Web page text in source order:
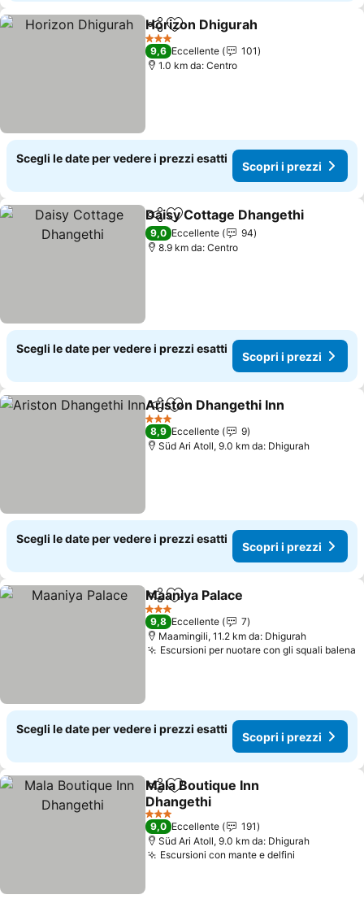
CondividiAggiungi ai preferiti
Horizon Dhigurah
3 Stelle
9,6 Eccellente
101
1.0 km da: Centro
Scegli le date per vedere i prezzi esatti
Scopri i prezzi
CondividiAggiungi ai preferiti
Daisy Cottage Dhangethi
9,0 Eccellente
94
8.9 km da: Centro
Scegli le date per vedere i prezzi esatti
Scopri i prezzi
CondividiAggiungi ai preferiti
Ariston Dhangethi Inn
3 Stelle
8,9 Eccellente
9
Süd Ari Atoll, 9.0 km da: Dhigurah
Scegli le date per vedere i prezzi esatti
Scopri i prezzi
CondividiAggiungi ai preferiti
Maaniya Palace
3 Stelle
9,8 Eccellente
7
Maamingili, 11.2 km da: Dhigurah
Escursioni per nuotare con gli squali balena
Scegli le date per vedere i prezzi esatti
Scopri i prezzi
CondividiAggiungi ai preferiti
Mala Boutique Inn
Dhangethi
3 Stelle
9,0 Eccellente
191
Süd Ari Atoll, 9.0 km da: Dhigurah
Escursioni con mante e delfini